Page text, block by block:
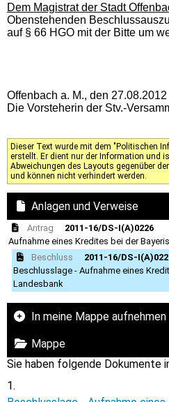
Dem Magistrat der Stadt
Obenstehenden
auf § 66 HGO mit der Bitte um
Offenbach a. M., den 27.08.2012
Die Vorsteherin der Stv.-
Dieser Text wurde mit dem "Politischen
erstellt. Er dient nur der Information und
Abweichungen des Layouts gegenüber
und können nicht verhindert werden.
Anlagen und Verweise
Antrag
2011-16/DS-I(A)0226
Aufnahme eines Kredites bei der
Beschluss
2011-16/DS-
Beschlusslage - Aufnahme eines
Landesbank
In meine Mappe aufnehmen
Mappe
Sie haben folgende Dokumente